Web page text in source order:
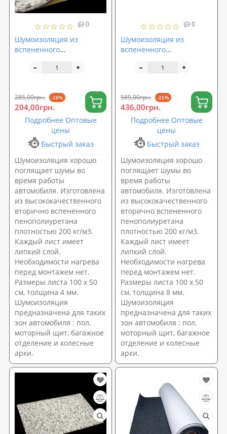
0
Шумоизоляция из
вспененного
липким слоем
SoundProOFF Faton Light 4
(sp-0035)
285,00грн. -28%
204,00грн.
Подробнее Оптовые
цены
Быстрый заказ
Шумоизоляция хорошо
поглящает шумы во
время работы
автомобиля. Изготовлена
из высококачественного
вторично вспененного
пенополиуретана
плотностью 200 кг/м3.
Каждый лист имеет
липкий слой.
Необходимости нагрева
перед монтажем нет.
Размеры листа 100 х 50
см, толщина 4 мм.
Шумоизоляция
предназначена для таких
зон автомобиля : пол,
моторный щит, багажное
отделение и колесные
арки.
0
Шумоизоляция из
вспененного
липким слоем
SoundProOFF Faton Black
8 (sp-0038)
585,00грн. -25%
436,00грн.
Подробнее Оптовые
цены
Быстрый заказ
Шумоизоляция хорошо
поглящает шумы во
время работы
автомобиля. Изготовлена
из высококачественного
вторично вспененного
пенополиуретана
плотностью 200 кг/м3.
Каждый лист имеет
липкий слой.
Необходимости нагрева
перед монтажем нет.
Размеры листа 100 х 50
см, толщина 8 мм.
Шумоизоляция
предназначена для таких
зон автомобиля : пол,
моторный щит, багажное
отделение и колесные
арки.